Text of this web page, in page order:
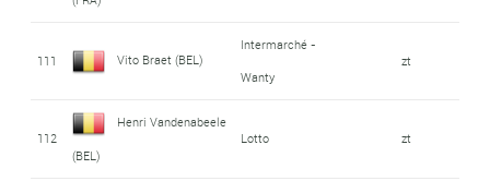
111 Vito Braet (BEL)
Intermarché -
Wanty
zt
112
Henri Vandenabeele
(BEL)
Lotto zt